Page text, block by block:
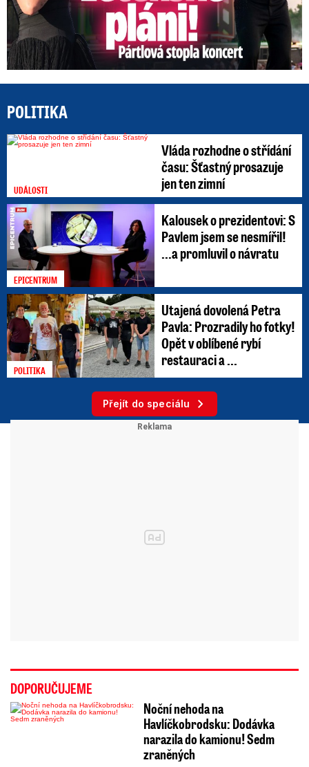
POLITIKA
UDÁLOSTI
Vláda rozhodne o střídání
času: Šťastný prosazuje
jen ten zimní
EPICENTRUM
Kalousek o prezidentovi: S
Pavlem jsem se nesmířil!
...a promluvil o návratu
POLITIKA
Utajená dovolená Petra
Pavla: Prozradily ho fotky!
Opět v oblíbené rybí
restauraci a ...
Přejít do speciálu
DOPORUČUJEME
Noční nehoda na
Havlíčkobrodsku: Dodávka
narazila do kamionu! Sedm
zraněných